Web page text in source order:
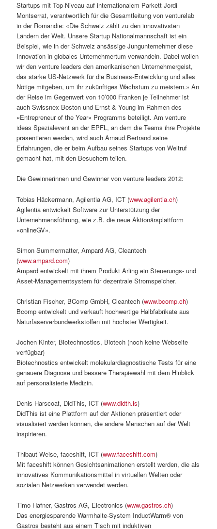
Startups mit Top-Niveau auf internationalem Parkett Jordi
Montserrat, verantwortlich für die Gesamtleitung von venturelab
in der Romandie: «Die Schweiz zählt zu den innovativsten
Ländern der Welt. Unsere Startup Nationalmannschaft ist ein
Beispiel, wie in der Schweiz ansässige Jungunternehmer diese
Innovation in globales Unternehmertum verwandeln. Dabei wollen
wir den venture leaders den amerikanischen Unternehmergeist,
das starke US-Netzwerk für die Business-Entwicklung und alles
Nötige mitgeben, um ihr zukünftiges Wachstum zu meistern.» An
der Reise im Gegenwert von 10’000 Franken je Teilnehmer ist
auch Swissnex Boston und Ernst & Young im Rahmen des
«Entrepreneur of the Year» Programms beteiligt. Am venture
ideas Spezialevent an der EPFL, an dem die Teams ihre Projekte
präsentieren werden, wird auch Arnaud Bertrand seine
Erfahrungen, die er beim Aufbau seines Startups von Weltruf
gemacht hat, mit den Besuchern teilen.
Die Gewinnerinnen und Gewinner von venture leaders 2012:
Tobias Häckermann, Agilentia AG, ICT (www.agilentia.ch)
Agilentia entwickelt Software zur Unterstützung der
Unternehmensführung, wie z.B. die neue Aktionärsplattform
«onlineGV».
Simon Summermatter, Ampard AG, Cleantech
(www.ampard.com)
Ampard entwickelt mit ihrem Produkt Arling ein Steuerungs- und
Asset-Managementsystem für dezentrale Stromspeicher.
Christian Fischer, BComp GmbH, Cleantech (www.bcomp.ch)
Bcomp entwickelt und verkauft hochwertige Halbfabrikate aus
Naturfaserverbundwerkstoffen mit höchster Wertigkeit.
Jochen Kinter, Biotechnostics, Biotech (noch keine Webseite
verfügbar)
Biotechnostics entwickelt molekulardiagnostische Tests für eine
genauere Diagnose und bessere Therapiewahl mit dem Hinblick
auf personalisierte Medizin.
Denis Harscoat, DidThis, ICT (www.didth.is)
DidThis ist eine Plattform auf der Aktionen präsentiert oder
visualisiert werden können, die andere Menschen auf der Welt
inspirieren.
Thibaut Weise, faceshift, ICT (www.faceshift.com)
Mit faceshift können Gesichtsanimationen erstellt werden, die als
innovatives Kommunikationsmittel in virtuellen Welten oder
sozialen Netzwerken verwendet werden.
Timo Hafner, Gastros AG, Electronics (www.gastros.ch)
Das energiesparende Warmhalte-System InductWarm® von
Gastros besteht aus einem Tisch mit induktiven